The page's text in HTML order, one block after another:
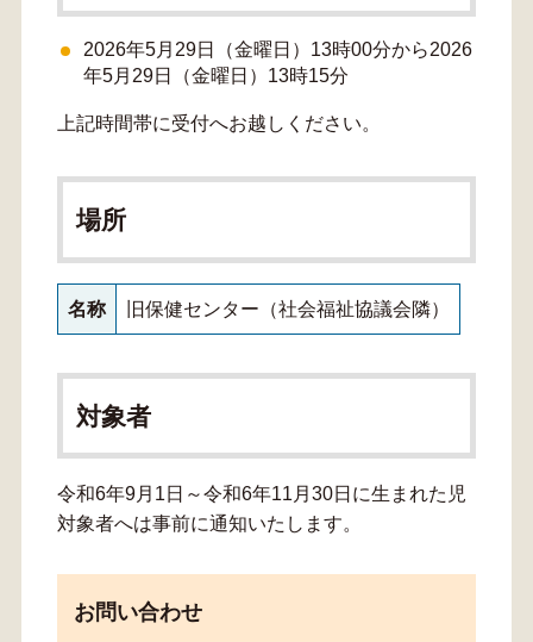
2026年5月29日（金曜日）13時00分から2026
年5月29日（金曜日）13時15分
上記時間帯に受付へお越しください。
場所
名称 旧保健センター（社会福祉協議会隣）
対象者
令和6年9月1日～令和6年11月30日に生まれた児
対象者へは事前に通知いたします。
お問い合わせ